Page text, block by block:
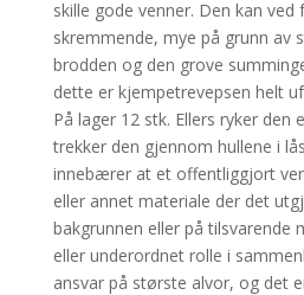
skille gode venner. Den kan
skremmende, mye på grunn av
brodden og den grove
dette er kjempetrevepsen helt
På lager 12 stk. Ellers ryker den
trekker den gjennom hullene i
innebærer at et offentliggjort
eller annet materiale der det
bakgrunnen eller på tilsvarende
eller underordnet rolle i
ansvar på største alvor, og det